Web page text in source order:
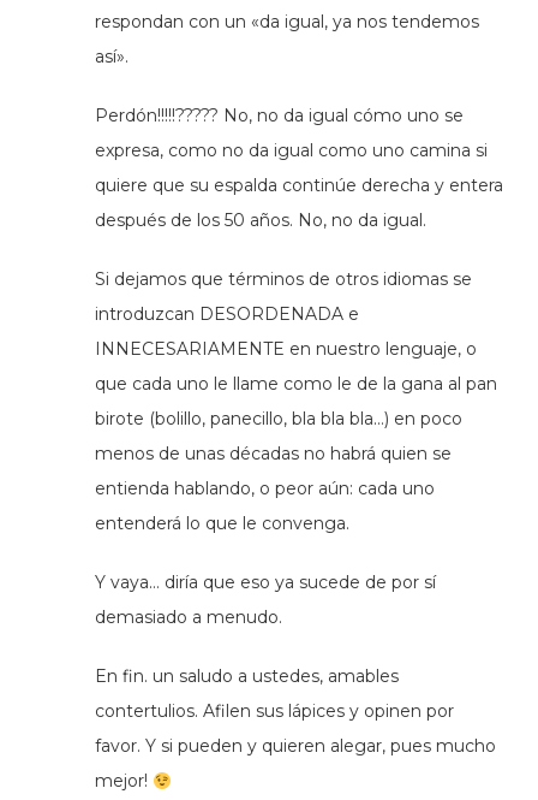
respondan con un «da igual, ya nos tendemos
así».
Perdón!!!!!????? No, no da igual cómo uno se
expresa, como no da igual como uno camina si
quiere que su espalda continúe derecha y entera
después de los 50 años. No, no da igual.
Si dejamos que términos de otros idiomas se
introduzcan DESORDENADA e
INNECESARIAMENTE en nuestro lenguaje, o
que cada uno le llame como le de la gana al pan
birote (bolillo, panecillo, bla bla bla…) en poco
menos de unas décadas no habrá quien se
entienda hablando, o peor aún: cada uno
entenderá lo que le convenga.
Y vaya… diría que eso ya sucede de por sí
demasiado a menudo.
En fin. un saludo a ustedes, amables
contertulios. Afilen sus lápices y opinen por
favor. Y si pueden y quieren alegar, pues mucho
mejor!